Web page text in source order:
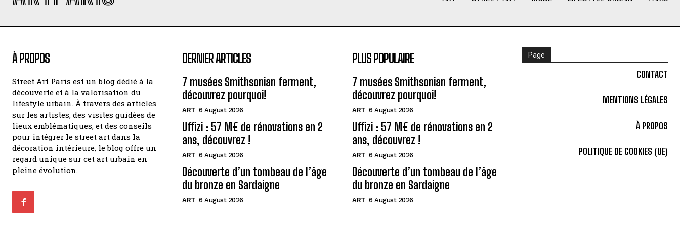
À PROPOS
Street Art Paris est un blog dédié à la
découverte et à la valorisation du
lifestyle urbain. À travers des articles
sur les artistes, des visites guidées de
lieux emblématiques, et des conseils
pour intégrer le street art dans la
décoration intérieure, le blog offre un
regard unique sur cet art urbain en
pleine évolution.
DERNIER ARTICLES
7 musées Smithsonian ferment,
découvrez pourquoi!
ART 6 August 2026
Uffizi : 57 M€ de rénovations en 2
ans, découvrez !
ART 6 August 2026
Découverte d’un tombeau de l’âge
du bronze en Sardaigne
ART 6 August 2026
PLUS POPULAIRE
7 musées Smithsonian ferment,
découvrez pourquoi!
ART 6 August 2026
Uffizi : 57 M€ de rénovations en 2
ans, découvrez !
ART 6 August 2026
Découverte d’un tombeau de l’âge
du bronze en Sardaigne
ART 6 August 2026
Page
CONTACT
MENTIONS LÉGALES
À PROPOS
POLITIQUE DE COOKIES (UE)